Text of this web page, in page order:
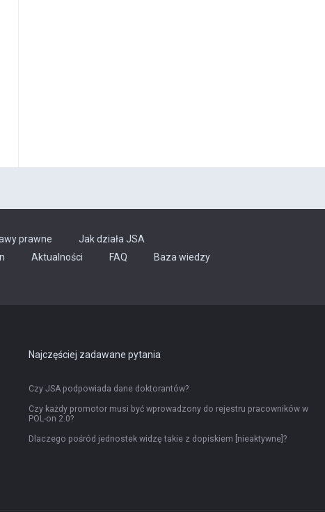
prawne
Jak działa JSA
Aktualności FAQ
Baza wiedzy
Najczęściej zadawane pytania
Czy JSA podpowiada dane doktorantów?
Czy każdy promotor musi być wprowadzony do rejestru pracowników w
POL-on 2.0?
Dlaczego pośród jednostek widzę takie z dopiskiem [nieaktywne]?